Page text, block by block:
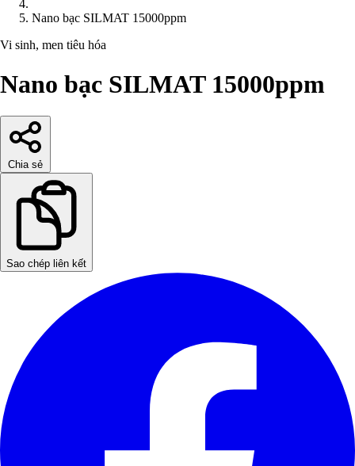
Nano bạc SILMAT 15000ppm
Vi sinh, men tiêu hóa
Nano bạc SILMAT 15000ppm
Chia sẻ
Sao chép liên kết